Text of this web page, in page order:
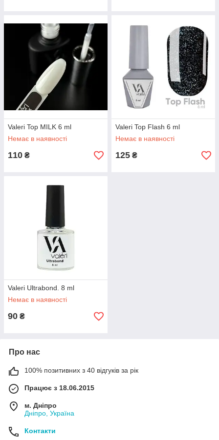
Valeri Top MILK 6 ml
Немає в наявності
110 ₴
Valeri Top Flash 6 ml
Немає в наявності
125 ₴
Valeri Ultrabond. 8 ml
Немає в наявності
90 ₴
Про нас
100% позитивних з 40 відгуків за рік
Працює з 18.06.2015
м. Дніпро
Дніпро, Україна
Контакти